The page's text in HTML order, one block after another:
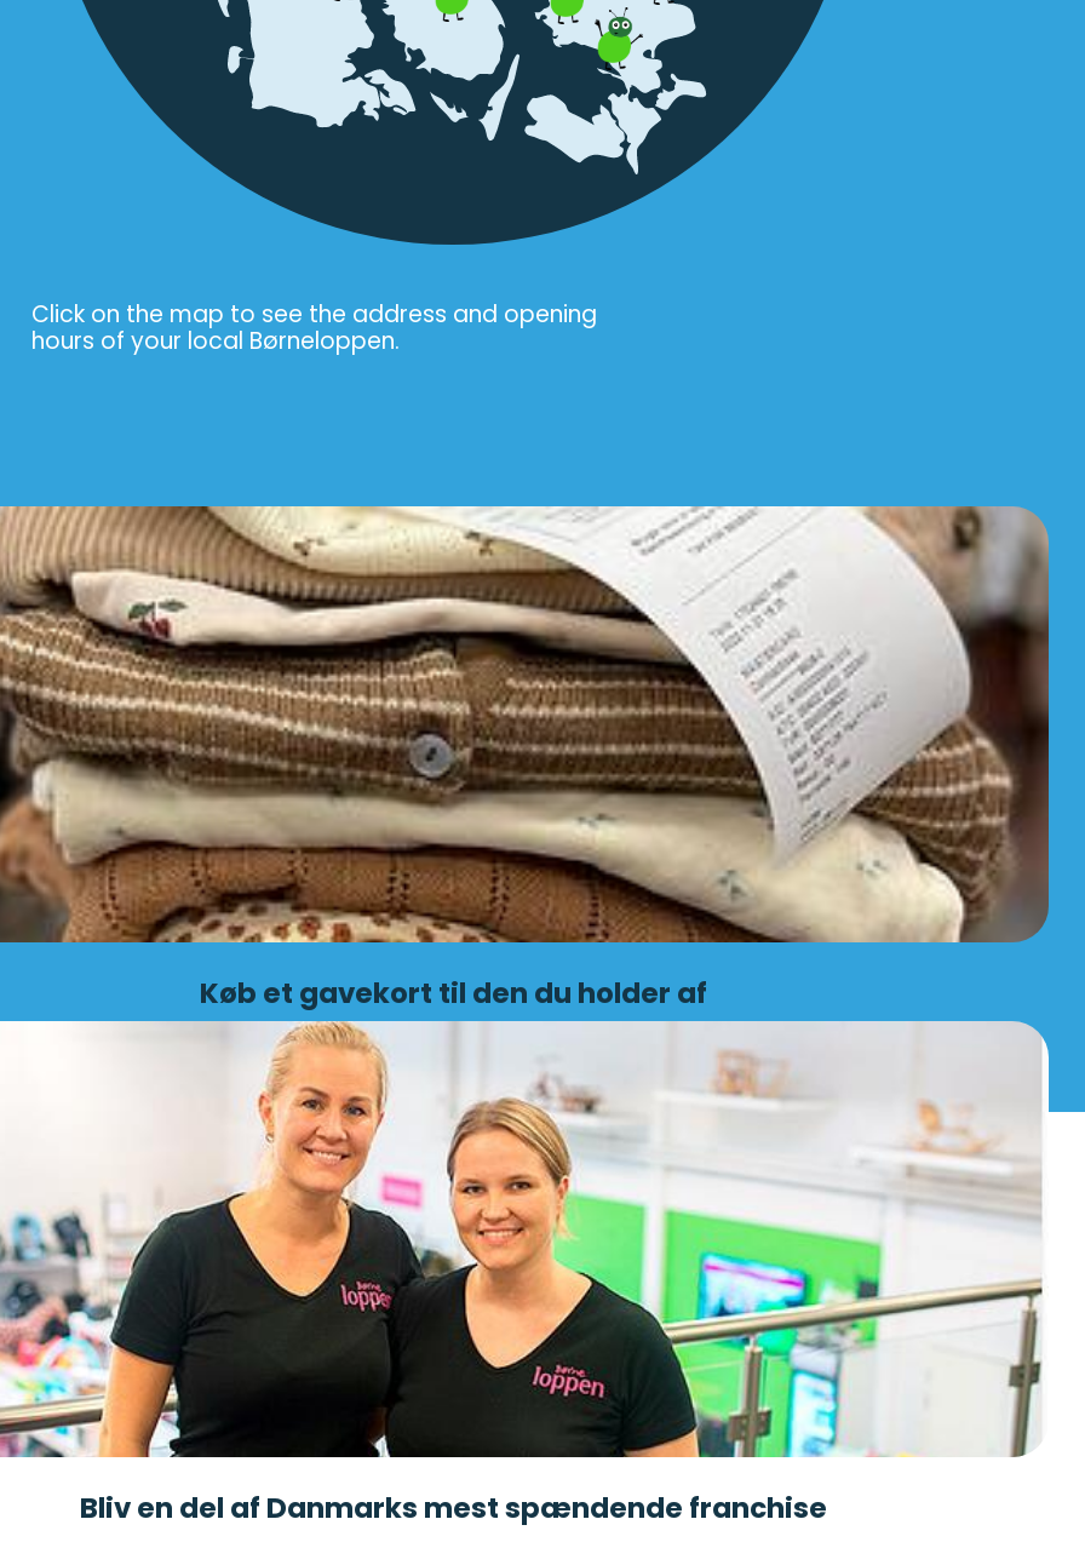
Click on the map to see the address and opening
hours of your local Børneloppen.
Køb et gavekort til den du holder af
Bliv en del af Danmarks mest spændende franchise